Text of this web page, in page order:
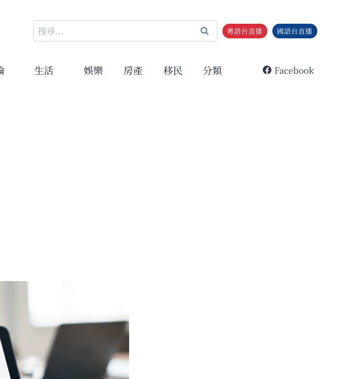
搜
尋
鍵
粵語台直播 國語台直播
生活 娛樂 房產 移民 分類 Facebook